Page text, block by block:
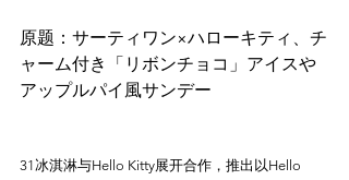
原题：サーティワン×ハローキティ、チ
ャーム付き「リボンチョコ」アイスや
31冰淇淋与Hello Kitty展开合作，推出以Hello